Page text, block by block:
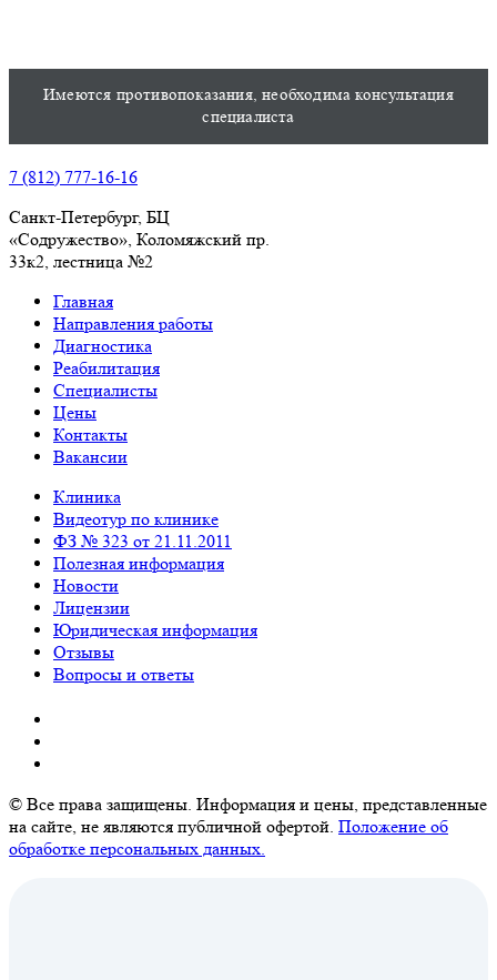
Имеются противопоказания, необходима консультация
специалиста
7 (812) 777-16-16
Санкт-Петербург, БЦ
«Содружество», Колoмяжский пр.
33к2, лестница №2
Главная
Направления работы
Диагностика
Реабилитация
Специалисты
Цены
Контакты
Вакансии
Клиника
Видеотур по клинике
ФЗ № 323 от 21.11.2011
Полезная информация
Новости
Лицензии
Юридическая информация
Отзывы
Вопросы и ответы
© Все права защищены. Информация и цены, представленные
на сайте, не являются публичной офертой. Положение об
обработке персональных данных.